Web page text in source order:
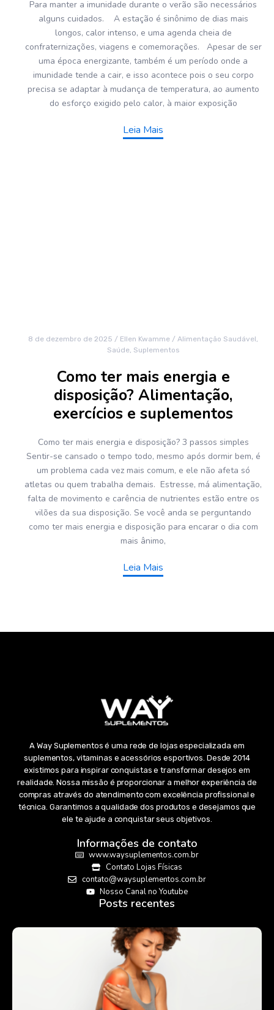
Para manter a imunidade durante o verão são necessários
alguns cuidados. A estação é sinônimo de dias mais
longos, calor intenso, e uma agenda cheia de
confraternizações, viagens e comemorações. Apesar de ser
uma época energizante, também é um período onde a
imunidade tende a cair, e isso acontece pois o seu corpo
precisa se adaptar à mudança de temperatura, ao aumento
do esforço exigido pelo calor, à maior exposição
Leia Mais
8 de dezembro de 2025 / Ellen Kwamme / Alimentação Saudável
Saúde, Suplementos
Como ter mais energia e
disposição? Alimentação,
exercícios e suplementos
Como ter mais energia e disposição? 3 passos simples
Sentir-se cansado o tempo todo, mesmo após dormir bem, é
um problema cada vez mais comum, e ele não afeta só
atletas ou quem trabalha demais. Estresse, má alimentação,
falta de movimento e carência de nutrientes estão entre os
vilões da sua disposição. Se você anda se perguntando
como ter mais energia e disposição para encarar o dia com
mais ânimo,
Leia Mais
A Way Suplementos é uma rede de lojas especializada em
suplementos, vitaminas e acessórios esportivos. Desde 2014
existimos para inspirar conquistas e transformar desejos em
realidade. Nossa missão é proporcionar a melhor experiência de
compras através do atendimento com excelência profissional e
técnica. Garantimos a qualidade dos produtos e desejamos que
ele te ajude a conquistar seus objetivos.
Informações de contato
www.waysuplementos.com.br
Contato Lojas Físicas
contato@waysuplementos.com.br
Nosso Canal no Youtube
Posts recentes